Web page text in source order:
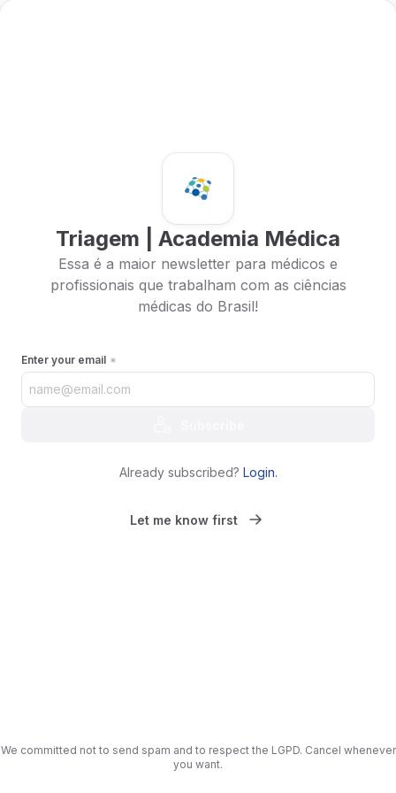
Triagem | Academia Médica
Essa é a maior newsletter para médicos e
profissionais que trabalham com as ciências
médicas do Brasil!
Enter your email
Already subscribed? Login.
Let me know first
We committed not to send spam and to respect the LGPD. Cancel whenever
you want.